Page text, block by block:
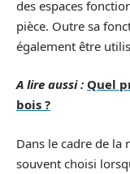
des espaces
pièce. Outre sa
également être
A lire aussi : Quel
bois ?
Dans le cadre de la
souvent choisi